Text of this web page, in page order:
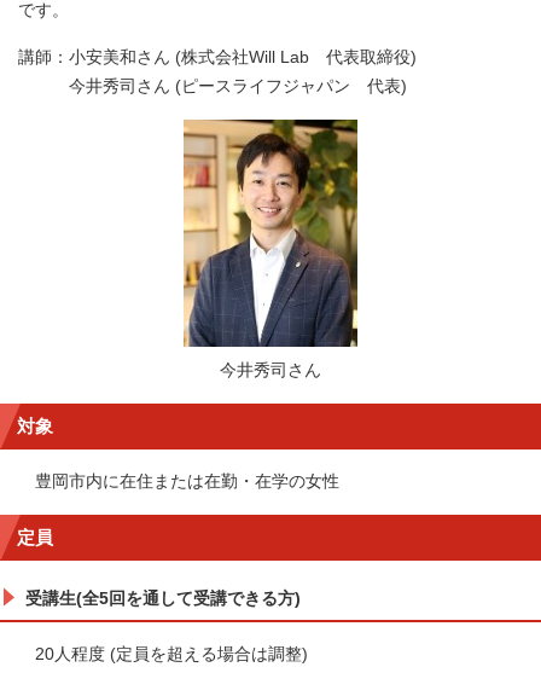
です。
講師：小安美和さん (株式会社Will Lab 代表取締役)
今井秀司さん (ピースライフジャパン 代表)
今井秀司さん
対象
豊岡市内に在住または在勤・在学の女性
定員
受講生(全5回を通して受講できる方)
20人程度 (定員を超える場合は調整)